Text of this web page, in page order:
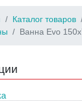
Каталог товаров
Ванна Evo